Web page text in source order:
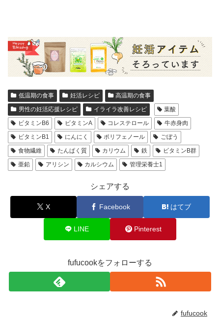
低温期の食事 妊活レシピ
高温期の食事
男性の妊活応援レシピ
イライラ改善レシピ
葉酸
ビタミンB6
ビタミンA コレステロール
牛赤身肉
ビタミンB1
にんにく ポリフェノール
ごぼう
食物繊維
たんぱく質 カリウム 鉄
ビタミンB群
亜鉛
アリシン カルシウム 管理栄養士1
シェアする
X Facebook はてブ
LINE Pinterest
fufucookをフォローする
fufucook